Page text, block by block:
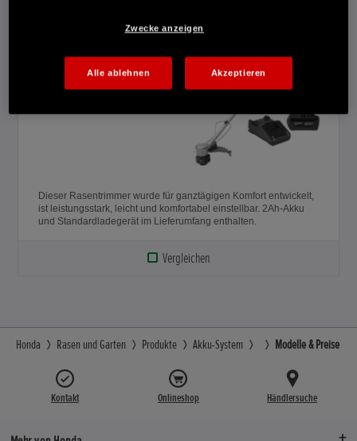
€373,00
Dieser Rasentrimmer wurde für ganztägigen Komfort entwickelt,
ist leistungsstark, leicht und komfortabel einstellbar. 2Ah-Akku
und Standardladegerät im Lieferumfang enthalten.
Vergleichen
Honda Rasen und Garten Produkte Akku-System Modelle & Preise
Kontakt Onlineshop Händlersuche
Zwecke anzeigen
Alle ablehnen Akzeptieren